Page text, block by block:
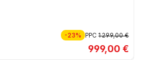
-23% PPC1 299,00 €
999,00 €